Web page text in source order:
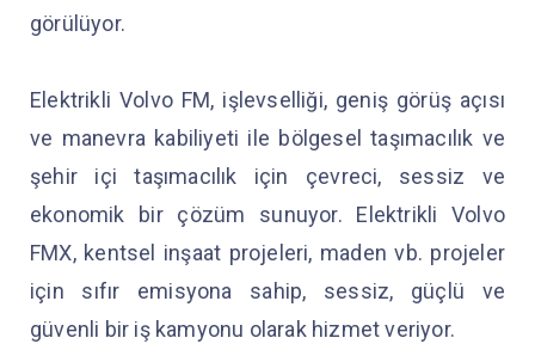
görülüyor.
Elektrikli Volvo FM, işlevselliği, geniş görüş açısı
ve manevra kabiliyeti ile bölgesel taşımacılık ve
şehir içi taşımacılık için çevreci, sessiz ve
ekonomik bir çözüm sunuyor. Elektrikli Volvo
FMX, kentsel inşaat projeleri, maden vb. projeler
için sıfır emisyona sahip, sessiz, güçlü ve
güvenli bir iş kamyonu olarak hizmet veriyor.